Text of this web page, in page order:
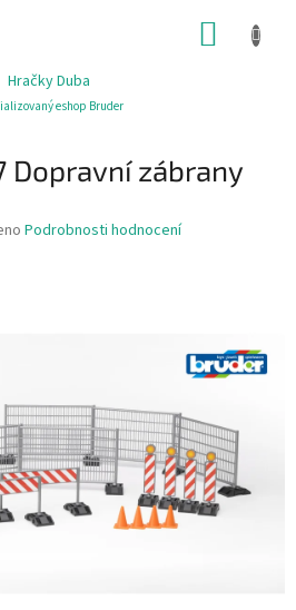
Hračky Duba
eshop Bruder
Dopravní zábrany
Podrobnosti hodnocení